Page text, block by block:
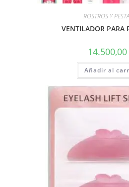
ROSTROS Y
VENTILADOR PARA
14.500,00
Añadir al